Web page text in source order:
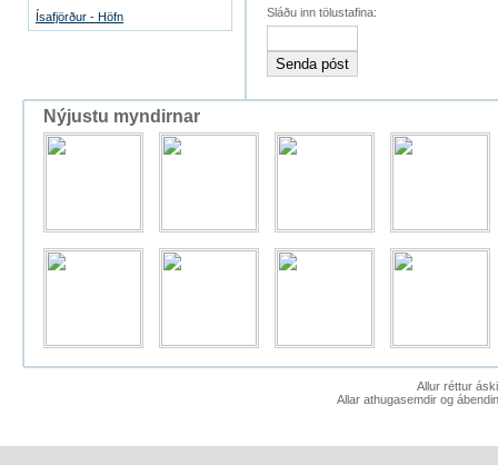
Ísafjörður - Höfn
Sláðu inn tölustafina:
Nýjustu myndirnar
Allur réttur
Allar athugasemdir og